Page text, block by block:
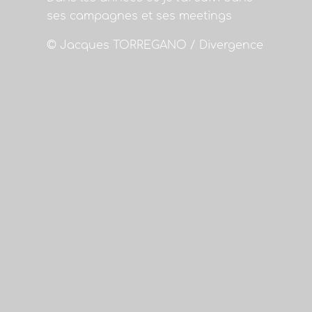
ses campagnes et ses meetings
© Jacques TORREGANO / Divergence